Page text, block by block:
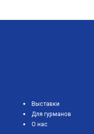
Выставки
Для гурманов
О нас